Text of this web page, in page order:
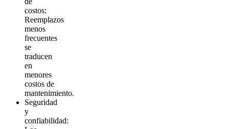
costos:
Reemplazos
menos
frecuentes
se
traducen
en
menores
costos de
mantenimiento.
Seguridad
y
confiabilidad: